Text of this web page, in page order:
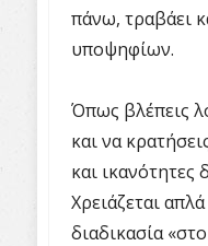
πάνω, τραβάει
υποψηφίων.
Όπως βλέπεις
και να
και ικανότητες
Χρειάζεται
διαδικασία